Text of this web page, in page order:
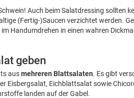
Auch beim Salatdressing sollten
(Fertig-)Saucen verzichtet werden.
Handumdrehen in einen wahren
geben
ausmehreren Blattsalaten. Es gibt
Eisbergsalat, Eichblattsalat sowie
landen auf der Gabel.